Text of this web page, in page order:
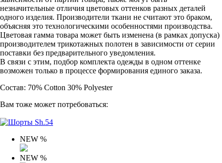
незначительные отличия цветовых оттенков разных деталей
одного изделия. Производители ткани не считают это браком,
объясняя это технологическими особенностями производства.
Цветовая гамма товара может быть изменена (в рамках допуска)
производителем трикотажных полотен в зависимости от серии
поставки без предварительного уведомления.
В связи с этим, подбор комплекта одежды в одном оттенке
возможен только в процессе формирования единого заказа.
Состав: 70% Cotton 30% Polyester
Вам тоже может потребоваться:
NEW %
NEW %